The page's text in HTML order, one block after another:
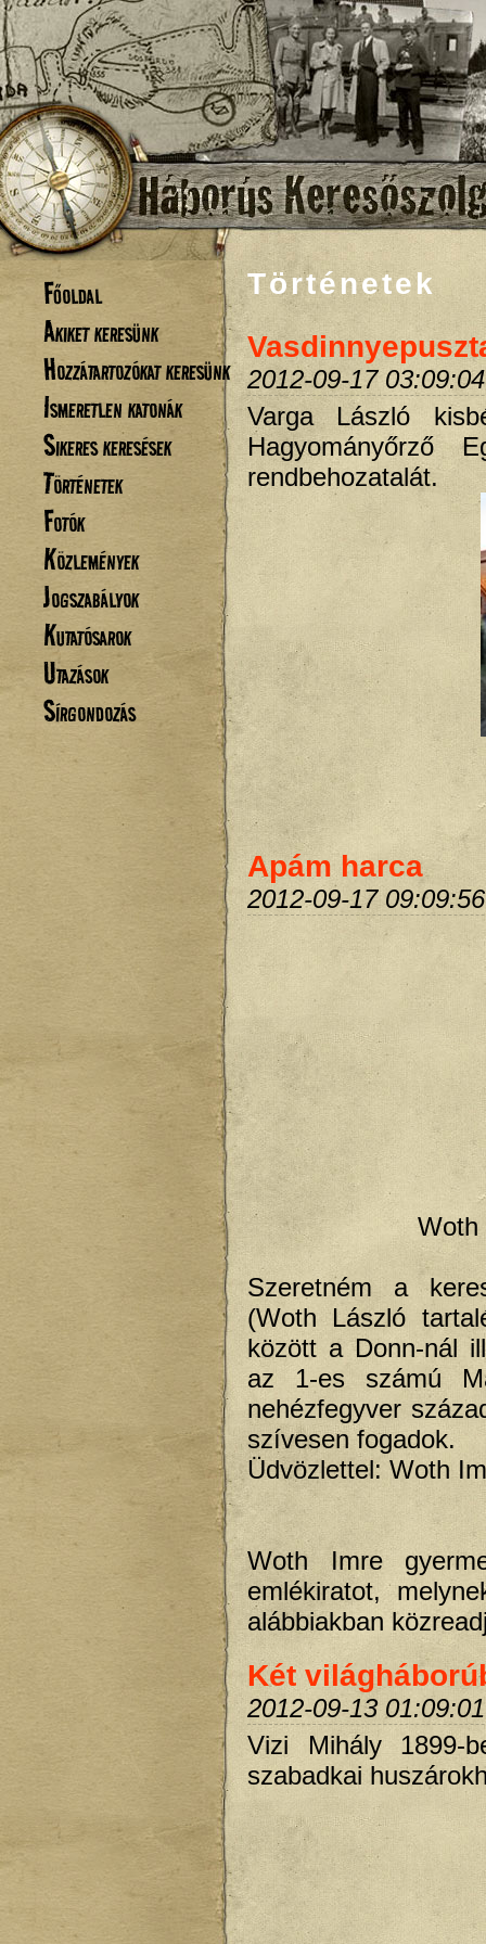
Főoldal
Akiket keresünk
Hozzátartozókat keresünk
Ismeretlen katonák
Sikeres keresések
Történetek
Fotók
Közlemények
Jogszabályok
Kutatósarok
Utazások
Sírgondozás
Történetek
2012-09-17 03:09:04
Varga László
Hagyományőrző
rendbehozatalát.
Apám harca
2012-09-17 09:09:56
Woth
Szeretném a
(Woth László
között a Donn-nál
az 1-es számú
nehézfegyver
szívesen fogadok.
Üdvözlettel: Woth
Woth Imre
emlékiratot,
alábbiakban
Két
2012-09-13 01:09:01
Vizi Mihály 1899-
szabadkai